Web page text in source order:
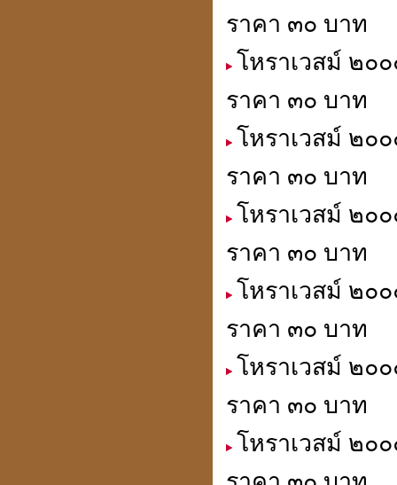
ราคา ๓๐ บาท
โหราเวสม์ ๒
ราคา ๓๐ บาท
โหราเวสม์ ๒
ราคา ๓๐ บาท
โหราเวสม์ ๒
ราคา ๓๐ บาท
โหราเวสม์ ๒
ราคา ๓๐ บาท
โหราเวสม์ ๒
ราคา ๓๐ บาท
โหราเวสม์ ๒